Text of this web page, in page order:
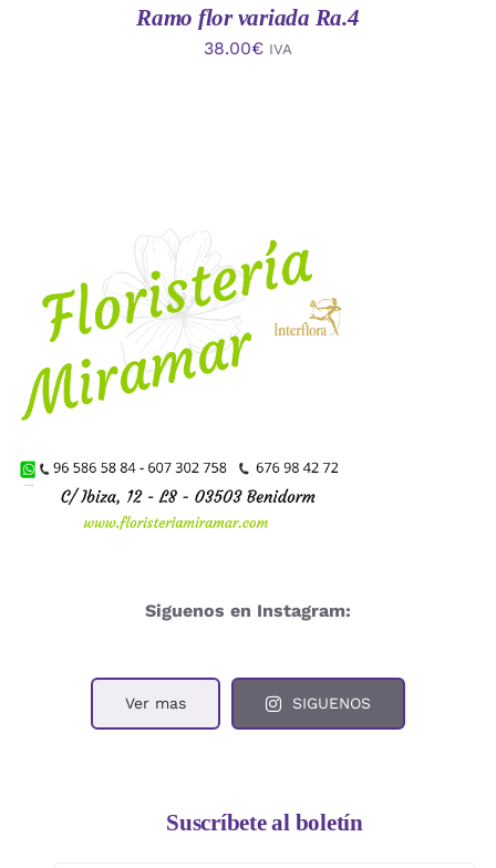
Ramo flor variada Ra.4
38.00€ IVA
Siguenos en Instagram:
Ver mas SIGUENOS
Suscríbete al boletín